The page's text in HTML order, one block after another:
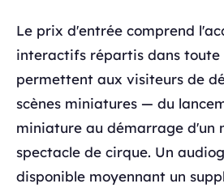
Le prix d'entrée comprend
interactifs répartis dans toute
permettent aux visiteurs de
scènes miniatures — du
miniature au démarrage d'un
spectacle de cirque. Un
disponible moyennant un